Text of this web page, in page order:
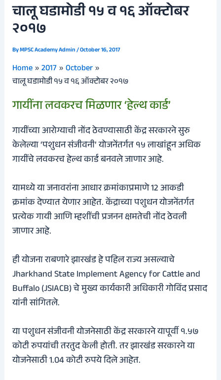
चालू घडामोडी १५ व १६ ऑक्टोबर
२०१७
ByMPSC Academy Admin/October 16, 2017
Home 2017
October
चालू घडामोडी १५ व १६ ऑक्टोबर २०१७
गायींना लवकरच मिळणार ‘हेल्थ कार्ड’
गायींच्या आरोग्याची नोंद ठेवण्यासाठी केंद्र सरकारने सुरु
केलेल्या ‘पशुधन संजीवनी’ योजनेंतर्गत १५ लाखांहून अधिक
गायींचे लवकरच हेल्थ कार्ड बनवले जाणार आहे.
यामध्ये या जनावरांना आधार क्रमांकाप्रमाणे 12 आकडी
क्रमांक देण्यात येणार आहेत.केंद्राच्या पशुधन योजनेंतर्गत
प्रत्येक गायी आणि म्हशींची प्रजनन क्षमतेची नोंद ठेवली
जाणार आहे.
ही योजना राबणारे झारखंड हे पहिल राज्य असल्याचे
Jharkhand State Implement Agency for Cattle and
Buffalo (JSIACB) चे मुख्य कार्यकारी अधिकारी गोविंद प्रसाद
यांनी सांगितले.
या पशुधन संजीवनी योजनेसाठी केंद्र सरकारने यापूर्वी १.५७
कोटी रुपयांची तरतुद केली होती.तर झारखंड सरकारने या
योजनेसाठी 1.04 कोटी रुपये दिले आहेत.